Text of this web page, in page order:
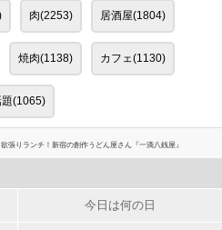
肉(2253) 居酒屋(1804)
焼肉(1138) カフェ(1130)
題(1065)
張りランチ！新宿の創作うどん屋さん『一滴八銭屋』
今日は何の日